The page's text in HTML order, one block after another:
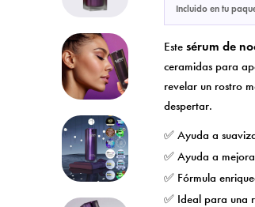
Incluido en tu
Estesérum de
ceramidas para
revelar un rostro
despertar.
✅ Ayuda a
✅ Ayuda a
✅ Fórmula
✅ Ideal para una